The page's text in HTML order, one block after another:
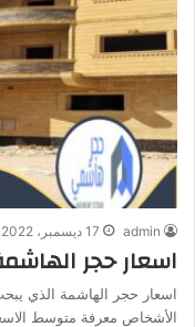
admin 17 ديسمبر، 2022
اسعار حجر الهاشمة |
اسعار حجر الهاشمة الذي
الأشخاص معرفة متوسط